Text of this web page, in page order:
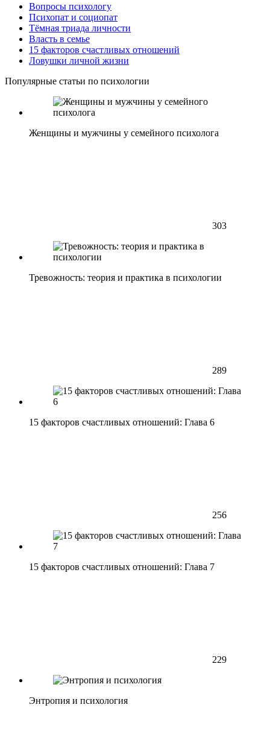
Вопросы психологу
Психопат и социопат
Тёмная триада личности
Власть в семье
15 факторов счастливых отношений
Ловушки личной жизни
Популярные статьи по психологии
Женщины и мужчины у семейного психолога
303
Тревожность: теория и практика в психологии
289
15 факторов счастливых отношений: Глава 6
256
15 факторов счастливых отношений: Глава 7
229
Энтропия и психология